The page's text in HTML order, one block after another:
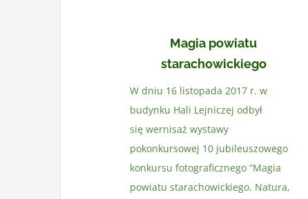
Magia powiatu
starachowickiego
W dniu 16 listopada 2017 r. w
budynku Hali Lejniczej odbył
się wernisaż wystawy
pokonkursowej 10 jubileuszowego
konkursu fotograficznego “Magia
powiatu starachowickiego. Natura,